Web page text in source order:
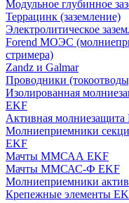
Модульное глубинное
Террацинк (заземление)
Электролитическое
Forend МОЭС
стримера)
Zandz и Galmar
Проводники
Изолированная
EKF
Активная молниезащита
Молниеприемники
EKF
Мачты ММСАА EKF
Мачты ММСАС-Ф EKF
Молниеприемники
Крепежные элементы